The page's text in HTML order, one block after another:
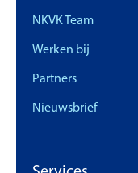
NKVK Team
Werken bij
Partners
Nieuwsbrief